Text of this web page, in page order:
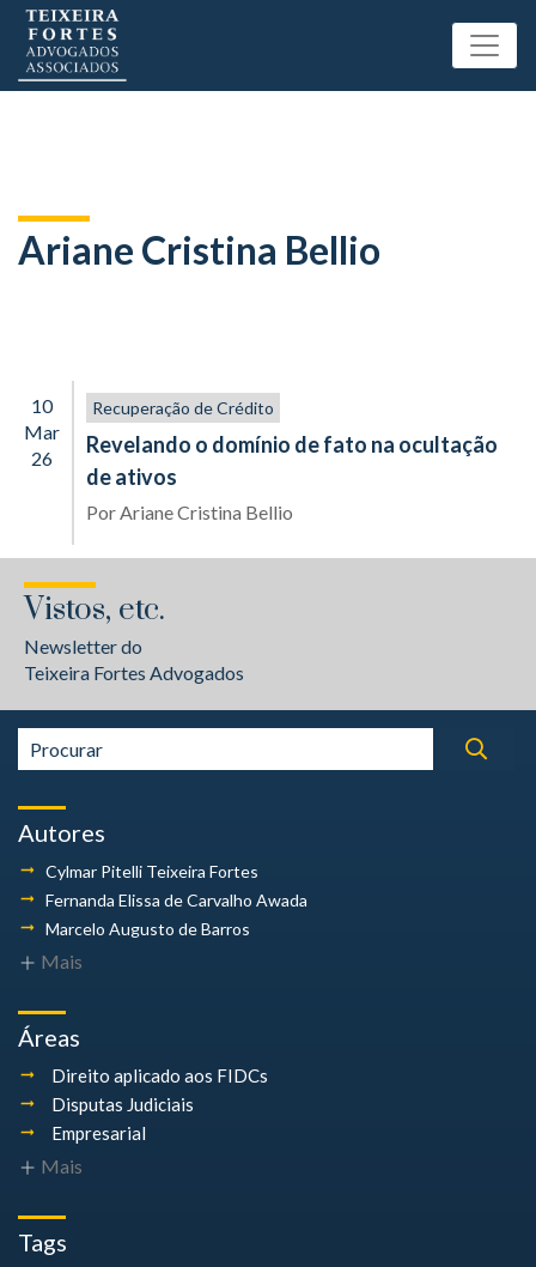
Ariane Cristina Bellio
10
Mar
26
Recuperação de Crédito
Revelando o domínio de fato na ocultação
de ativos
PorAriane Cristina Bellio
Vistos, etc.
Newsletter do
Teixeira Fortes Advogados
Autores
Cylmar Pitelli Teixeira Fortes
Fernanda Elissa de Carvalho Awada
Marcelo Augusto de Barros
Mais
Áreas
Direito aplicado aos FIDCs
Disputas Judiciais
Empresarial
Mais
Tags